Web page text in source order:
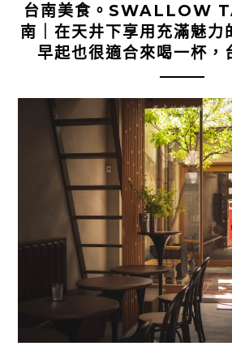
台南美食。SWALLOW
南｜在天井下享用充滿魅力
早起也很適合來喝一杯，